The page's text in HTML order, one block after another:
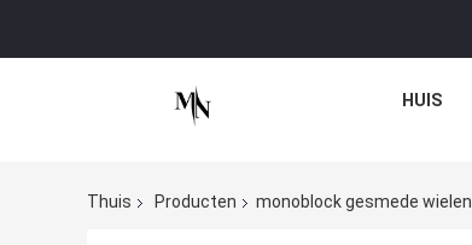
HUIS
Thuis Producten monoblock gesmede wielen